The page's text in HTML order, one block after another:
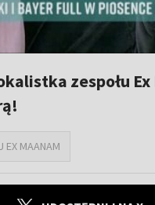
zespołu
EX MAANAM